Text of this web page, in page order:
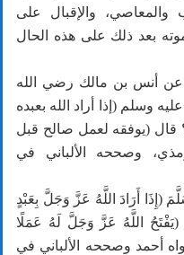
والمعاصي، والإقبال على
بعد ذلك على هذه الحال
عن أنس بن مالك رضي الله
وسلم (إذا أراد الله بعبده
قال (يوفقه لعمل صالح قبل
وصححه الألباني في
(إِذَا أَرَادَ اللَّهُ عَزَّ وَجَلَّ بِعَبْدٍ
اللَّهُ عَزَّ وَجَلَّ لَهُ عَمَلًا
أحمد وصححه الألباني في